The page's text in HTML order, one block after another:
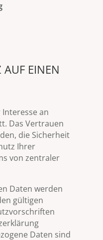
AUF EINEN
an
Das Vertrauen
die Sicherheit
Ihrer
von zentraler
Daten werden
gültigen
Daten sind